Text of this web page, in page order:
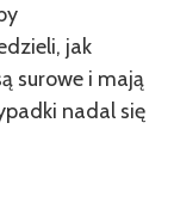
jak
surowe i mają
nadal się